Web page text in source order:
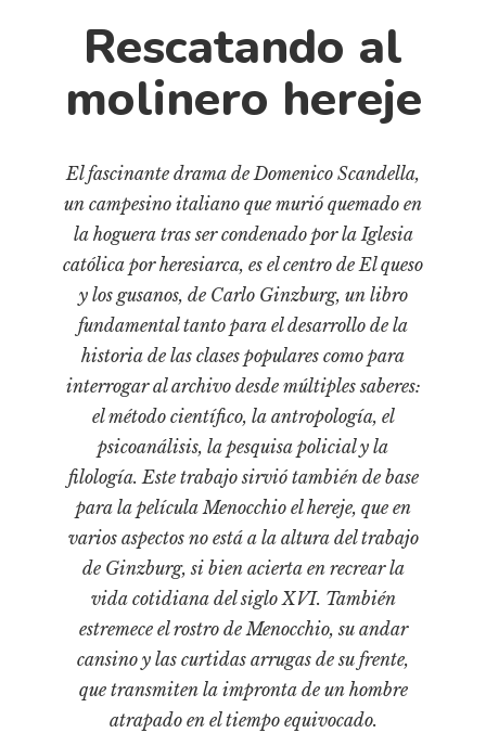
Diccionario portátil de la literatura chilena
Fragmentos
Gran reserva
Historia
Historia material de los libros
Lagunas mentales
Libros usados
Medioambiente
Narrativas visuales
Pensamiento
Pensamiento ilustrado
Personajes secundarios
Rescatando al
molinero hereje
El fascinante drama de Domenico Scandella,
un campesino italiano que murió quemado en
la hoguera tras ser condenado por la Iglesia
católica por heresiarca, es el centro de El queso
y los gusanos, de Carlo Ginzburg, un libro
fundamental tanto para el desarrollo de la
historia de las clases populares como para
interrogar al archivo desde múltiples saberes:
el método científico, la antropología, el
psicoanálisis, la pesquisa policial y la
filología. Este trabajo sirvió también de base
para la película Menocchio el hereje, que en
varios aspectos no está a la altura del trabajo
de Ginzburg, si bien acierta en recrear la
vida cotidiana del siglo XVI. También
estremece el rostro de Menocchio, su andar
cansino y las curtidas arrugas de su frente,
que transmiten la impronta de un hombre
atrapado en el tiempo equivocado.